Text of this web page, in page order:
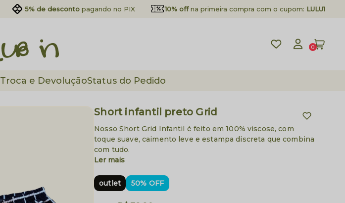
5% de desconto pagando no PIX 10% offna primeira compra com o cupom: LULU10
0
Troca e DevoluçãoStatus do Pedido
Short infantil preto Grid
Nosso Short Grid Infantil é feito em 100% viscose, com
toque suave, caimento leve e estampa discreta que combina
com tudo.
Ler mais
50% OFF
outlet